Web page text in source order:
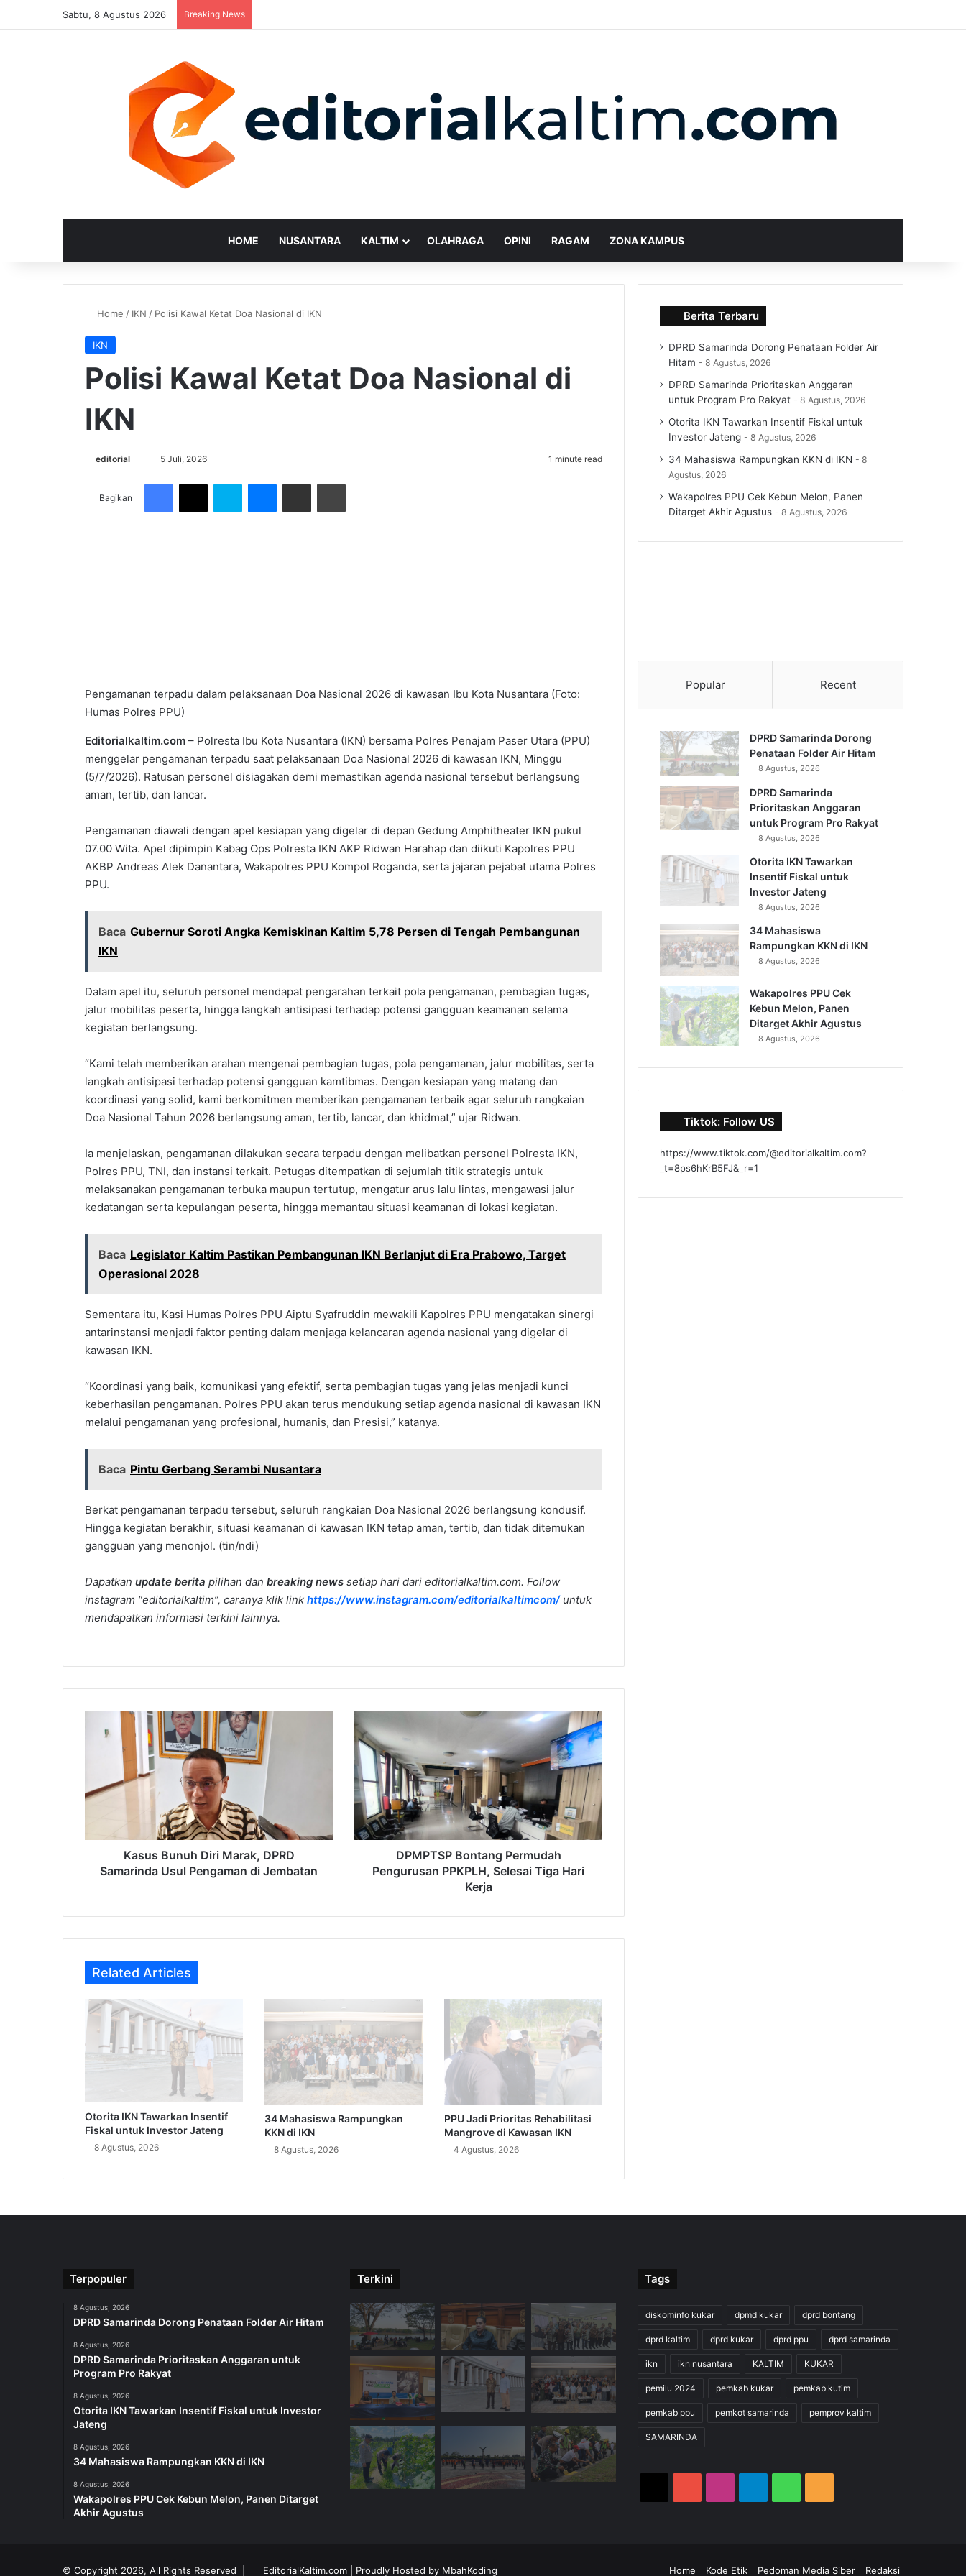
Sabtu, 8 Agustus 2026 Breaking News
HOME NUSANTARA KALTIM OLAHRAGA OPINI RAGAM ZONA KAMPUS
Home / IKN / Polisi Kawal Ketat Doa Nasional di IKN
IKN
Polisi Kawal Ketat Doa Nasional di
IKN
editorial 5 Juli, 2026 1 minute read
Bagikan
Facebook
X Skype Messenger
Share via Email Cetak
Pengamanan terpadu dalam pelaksanaan Doa Nasional 2026 di kawasan Ibu Kota Nusantara (Foto:
Humas Polres PPU)
Editorialkaltim.com – Polresta Ibu Kota Nusantara (IKN) bersama Polres Penajam Paser Utara (PPU)
menggelar pengamanan terpadu saat pelaksanaan Doa Nasional 2026 di kawasan IKN, Minggu
(5/7/2026). Ratusan personel disiagakan demi memastikan agenda nasional tersebut berlangsung
aman, tertib, dan lancar.
Pengamanan diawali dengan apel kesiapan yang digelar di depan Gedung Amphitheater IKN pukul
07.00 Wita. Apel dipimpin Kabag Ops Polresta IKN AKP Ridwan Harahap dan diikuti Kapolres PPU
AKBP Andreas Alek Danantara, Wakapolres PPU Kompol Roganda, serta jajaran pejabat utama Polres
PPU.
Baca Gubernur Soroti Angka Kemiskinan Kaltim 5,78 Persen di Tengah Pembangunan
IKN
Dalam apel itu, seluruh personel mendapat pengarahan terkait pola pengamanan, pembagian tugas,
jalur mobilitas peserta, hingga langkah antisipasi terhadap potensi gangguan keamanan selama
kegiatan berlangsung.
“Kami telah memberikan arahan mengenai pembagian tugas, pola pengamanan, jalur mobilitas, serta
langkah antisipasi terhadap potensi gangguan kamtibmas. Dengan kesiapan yang matang dan
koordinasi yang solid, kami berkomitmen memberikan pengamanan terbaik agar seluruh rangkaian
Doa Nasional Tahun 2026 berlangsung aman, tertib, lancar, dan khidmat,” ujar Ridwan.
Ia menjelaskan, pengamanan dilakukan secara terpadu dengan melibatkan personel Polresta IKN,
Polres PPU, TNI, dan instansi terkait. Petugas ditempatkan di sejumlah titik strategis untuk
melaksanakan pengamanan terbuka maupun tertutup, mengatur arus lalu lintas, mengawasi jalur
kedatangan serta kepulangan peserta, hingga memantau situasi keamanan di lokasi kegiatan.
Baca Legislator Kaltim Pastikan Pembangunan IKN Berlanjut di Era Prabowo, Target
Operasional 2028
Sementara itu, Kasi Humas Polres PPU Aiptu Syafruddin mewakili Kapolres PPU mengatakan sinergi
antarinstansi menjadi faktor penting dalam menjaga kelancaran agenda nasional yang digelar di
kawasan IKN.
“Koordinasi yang baik, komunikasi yang efektif, serta pembagian tugas yang jelas menjadi kunci
keberhasilan pengamanan. Polres PPU akan terus mendukung setiap agenda nasional di kawasan IKN
melalui pengamanan yang profesional, humanis, dan Presisi,” katanya.
Baca Pintu Gerbang Serambi Nusantara
Berkat pengamanan terpadu tersebut, seluruh rangkaian Doa Nasional 2026 berlangsung kondusif.
Hingga kegiatan berakhir, situasi keamanan di kawasan IKN tetap aman, tertib, dan tidak ditemukan
gangguan yang menonjol. (tin/ndi)
Dapatkan update berita pilihan dan breaking news setiap hari dari editorialkaltim.com. Follow
instagram “editorialkaltim”, caranya klik link https://www.instagram.com/editorialkaltimcom/untuk
mendapatkan informasi terkini lainnya.
Bunuh
Samarinda
di
JembatanKasus Bunuh Diri Marak, DPRD
Samarinda Usul Pengaman di Jembatan
Bontang
Permudah
Pengurusan
PPKPLH,
Selesai
Tiga
Hari
Kerja
DPMPTSP Bontang Permudah
Pengurusan PPKPLH, Selesai Tiga Hari
Kerja
Related Articles
Otorita IKN Tawarkan Insentif
Fiskal untuk Investor Jateng
8 Agustus, 2026
34 Mahasiswa Rampungkan
KKN di IKN
8 Agustus, 2026
PPU Jadi Prioritas Rehabilitasi
Mangrove di Kawasan IKN
4 Agustus, 2026
Berita Terbaru
DPRD Samarinda Dorong Penataan Folder Air
Hitam
8 Agustus, 2026
DPRD Samarinda Prioritaskan Anggaran
untuk Program Pro Rakyat
8 Agustus, 2026
Otorita IKN Tawarkan Insentif Fiskal untuk
Investor Jateng
8 Agustus, 2026
34 Mahasiswa Rampungkan KKN di IKN
8
Agustus, 2026
Wakapolres PPU Cek Kebun Melon, Panen
Ditarget Akhir Agustus
8 Agustus, 2026
Popular Recent
DPRD Samarinda Dorong
Penataan Folder Air Hitam
8 Agustus, 2026
DPRD Samarinda
Prioritaskan Anggaran
untuk Program Pro Rakyat
8 Agustus, 2026
Otorita IKN Tawarkan
Insentif Fiskal untuk
Investor Jateng
8 Agustus, 2026
34 Mahasiswa
Rampungkan KKN di IKN
8 Agustus, 2026
Wakapolres PPU Cek
Kebun Melon, Panen
Ditarget Akhir Agustus
8 Agustus, 2026
Tiktok: Follow US
https://www.tiktok.com/@editorialkaltim.com?
_t=8ps6hKrB5FJ&_r=1
Terpopuler
8 Agustus, 2026
DPRD Samarinda Dorong Penataan Folder Air Hitam
8 Agustus, 2026
DPRD Samarinda Prioritaskan Anggaran untuk
Program Pro Rakyat
8 Agustus, 2026
Otorita IKN Tawarkan Insentif Fiskal untuk Investor
Jateng
8 Agustus, 2026
34 Mahasiswa Rampungkan KKN di IKN
8 Agustus, 2026
Wakapolres PPU Cek Kebun Melon, Panen Ditarget
Akhir Agustus
Terkini Tags
diskominfo kukar dpmd kukar dprd bontang
dprd kaltim dprd kukar dprd ppu dprd samarinda
ikn ikn nusantara KALTIM KUKAR
pemilu 2024 pemkab kukar pemkab kutim
pemkab ppu pemkot samarinda pemprov kaltim
SAMARINDA
© Copyright 2026, All Rights Reserved | EditorialKaltim.com | Proudly Hosted by MbahKoding Home Kode Etik Pedoman Media Siber Redaksi
WhatsApp
RSS